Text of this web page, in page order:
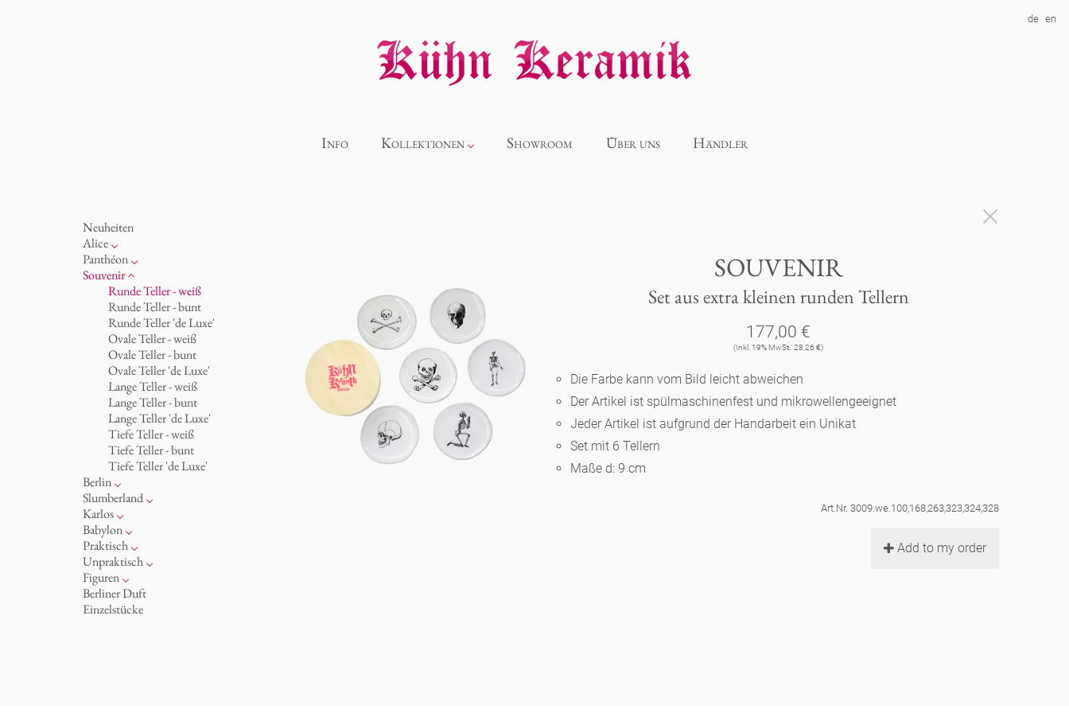
de en
Info Kollektionen
Panthéon
Souvenir
Berlin
Slumberland
Showroom Über uns Händler
Neuheiten
Alice
Porzellan
Ozean
Tassen 'Glam' weiß
Tassen - weiß
Tassen 'Glam'
Tassen 'de Luxe'
Becher
Becher 'de Luxe'
Schalen
Milchkännchen
Panthéon
Persönlichkeiten
Schriftsteller
Schauspieler
Künstler
Mode
Koch
Königlich
Humor
klassische Musiker
zeitgenössische Musiker
Souvenir
Runde Teller - weiß
Runde Teller - bunt
Runde Teller 'de Luxe'
Ovale Teller - weiß
Ovale Teller - bunt
Ovale Teller 'de Luxe'
Lange Teller - weiß
Lange Teller - bunt
Lange Teller 'de Luxe'
Tiefe Teller - weiß
Tiefe Teller - bunt
Tiefe Teller 'de Luxe'
Berlin
Noël
Tassen
Teller
zum Servieren
Aschenbecher
Slumberland
Kuchenteller
Teekanne
Etagere
amuse gueule
Karlos
Fressnapf
Vasen 'de Luxe'
Vasen
Dosen
Kerzenständer
Babylon
Korb 'de Luxe'
Schalen 'de Luxe'
Weiß
Goldener Käfig
Praktisch
Hände und Füße
Bad
Räucherstäbchenhalter
Schnickschnack
Unpraktisch
Spielen
Dies & Das
Buchstaben
Figuren
Schachspiel Alice
Porzellanfiguren
Berliner Duft
Einzelstücke
SOUVENIR
Set aus extra kleinen runden Tellern
177,00 €
(Inkl. 19% MwSt.: 28,26 €)
Die Farbe kann vom Bild leicht abweichen
Der Artikel ist spülmaschinenfest und mikrowellengeeignet
Jeder Artikel ist aufgrund der Handarbeit ein Unikat
Set mit 6 Tellern
Maße d: 9 cm
Art.Nr. 3009.we.100,168,263,323,324,328
Add to my order